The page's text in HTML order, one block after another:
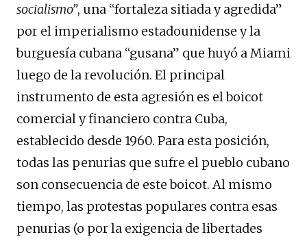
socialismo”, una “fortaleza sitiada y agredida”
por el imperialismo estadounidense y la
burguesía cubana “gusana” que huyó a Miami
luego de la revolución. El principal
instrumento de esta agresión es el boicot
comercial y financiero contra Cuba,
establecido desde 1960. Para esta posición,
todas las penurias que sufre el pueblo cubano
son consecuencia de este boicot. Al mismo
tiempo, las protestas populares contra esas
penurias (o por la exigencia de libertades